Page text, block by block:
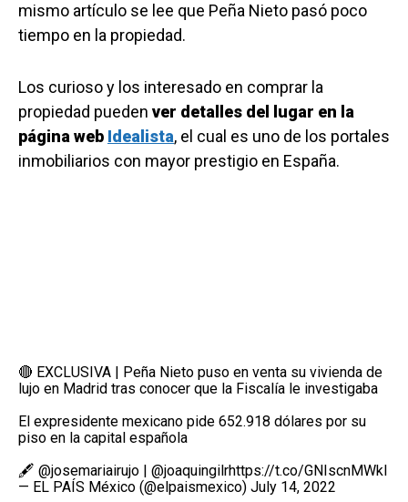
mismo artículo se lee que Peña Nieto pasó poco
tiempo en la propiedad.
Los curioso y los interesado en comprar la
propiedad pueden ver detalles del lugar en la
página web Idealista, el cual es uno de los portales
inmobiliarios con mayor prestigio en España.
🔴 EXCLUSIVA | Peña Nieto puso en venta su vivienda de
lujo en Madrid tras conocer que la Fiscalía le investigaba
El expresidente mexicano pide 652.918 dólares por su
piso en la capital española
🖋️ @josemariairujo @joaquingilrhttps://t.co/GNIscnMWkI
— EL PAÍS México (@elpaismexico) July 14, 2022